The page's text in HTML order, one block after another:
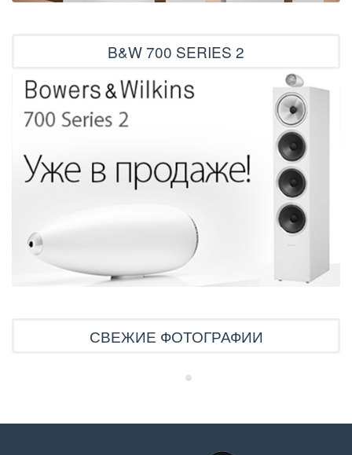
B&W 700 SERIES 2
СВЕЖИЕ ФОТОГРАФИИ